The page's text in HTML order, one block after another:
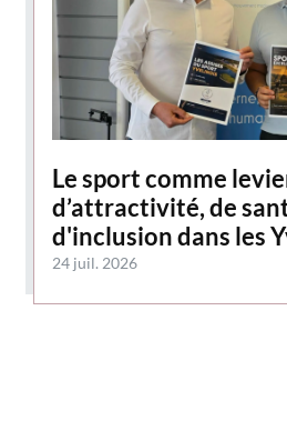
Le sport comme
d’attractivité, de
d'inclusion dans les
24 juil. 2026